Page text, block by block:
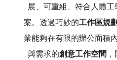
展、可重組、符合人體
案。透過巧妙的工作區規
業能夠在有限的辦公面積
與需求的創意工作空間